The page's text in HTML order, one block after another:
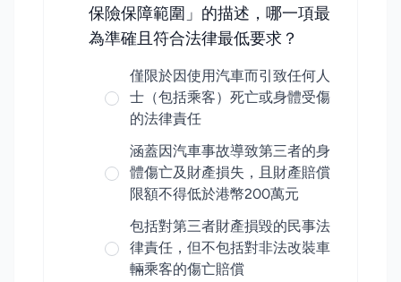
保險保障範圍」的描述，哪一項最
為準確且符合法律最低要求？
僅限於因使用汽車而引致任何人
士（包括乘客）死亡或身體受傷
的法律責任
涵蓋因汽車事故導致第三者的身
體傷亡及財產損失，且財產賠償
限額不得低於港幣200萬元
包括對第三者財產損毀的民事法
律責任，但不包括對非法改裝車
輛乘客的傷亡賠償